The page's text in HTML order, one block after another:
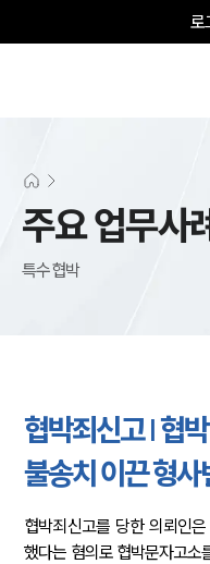
로
주요 업무사
특수협박
협박죄신고 | 협
불송치 이끈 형사
협박죄신고를 당한 의뢰인
했다는 혐의로 협박문자고소